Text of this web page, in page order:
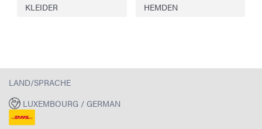
KLEIDER HEMDEN
LAND/SPRACHE
LUXEMBOURG / GERMAN